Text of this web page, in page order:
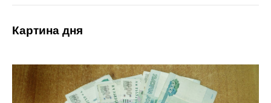
Картина дня